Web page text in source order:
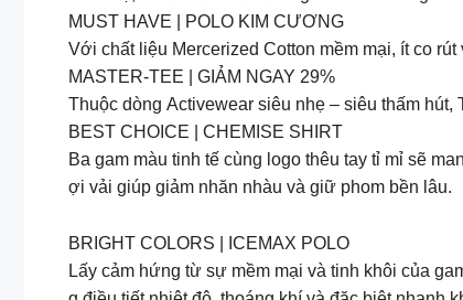
MUST HAVE | POLO KIM CƯƠNG
Với chất liệu Mercerized Cotton mềm mại, ít co
MASTER-TEE | GIẢM NGAY 29%
Thuộc dòng Activewear siêu nhẹ – siêu thấm
BEST CHOICE | CHEMISE SHIRT
Ba gam màu tinh tế cùng logo thêu tay tỉ mỉ sẽ
ợi vải giúp giảm nhăn nhàu và giữ phom bền lâu.
BRIGHT COLORS | ICEMAX POLO
Lấy cảm hứng từ sự mềm mại và tinh khôi của